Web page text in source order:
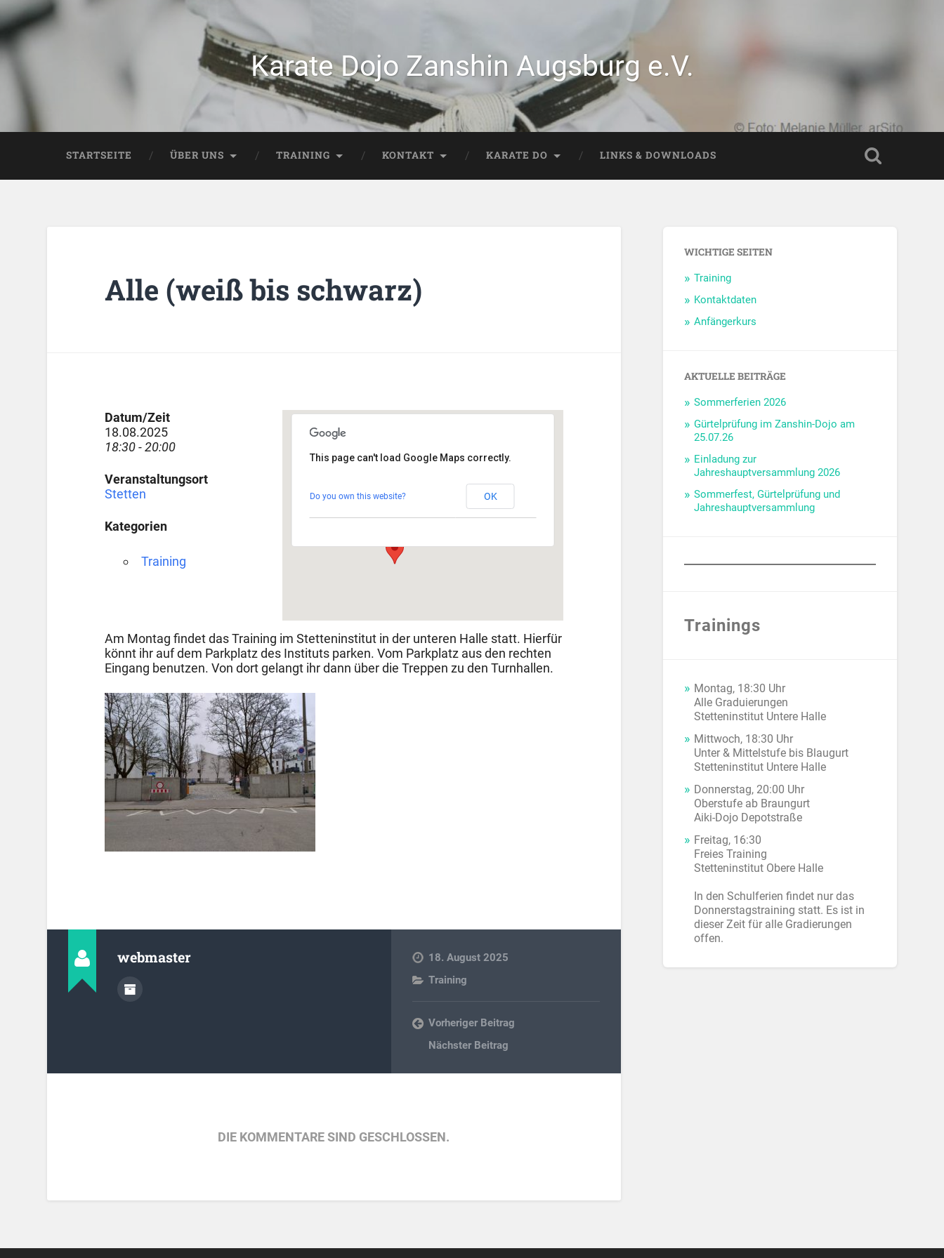
Karate Dojo Zanshin Augsburg e.V.
STARTSEITE ÜBER UNS TRAINING KONTAKT KARATE DO LINKS & DOWNLOADS
Alle (weiß bis schwarz)
Veranstaltungen
This page can't load Google Maps correctly.
Do you own this website? OK
Datum/Zeit
18.08.2025
18:30 - 20:00
Veranstaltungsort
Stetten
Kategorien
Training
Am Montag findet das Training im Stetteninstitut in der unteren Halle statt. Hierfür
könnt ihr auf dem Parkplatz des Instituts parken. Vom Parkplatz aus den rechten
Eingang benutzen. Von dort gelangt ihr dann über die Treppen zu den Turnhallen.
webmaster
18. August 2025
Training
Vorheriger Beitrag
Nächster Beitrag
DIE KOMMENTARE SIND GESCHLOSSEN.
WICHTIGE SEITEN
Training
Kontaktdaten
Anfängerkurs
AKTUELLE BEITRÄGE
Sommerferien 2026
Gürtelprüfung im Zanshin-Dojo am
25.07.26
Einladung zur
Jahreshauptversammlung 2026
Sommerfest, Gürtelprüfung und
Jahreshauptversammlung
Trainings
Montag, 18:30 Uhr
Alle Graduierungen
Stetteninstitut Untere Halle
Mittwoch, 18:30 Uhr
Unter & Mittelstufe bis Blaugurt
Stetteninstitut Untere Halle
Donnerstag, 20:00 Uhr
Oberstufe ab Braungurt
Aiki-Dojo Depotstraße
Freitag, 16:30
Freies Training
Stetteninstitut Obere Halle
In den Schulferien findet nur das
Donnerstagstraining statt. Es ist in
dieser Zeit für alle Gradierungen
offen.